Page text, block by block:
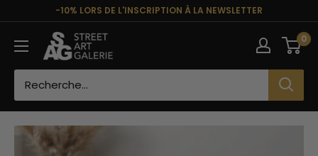
contenu
-10% LORS DE L'INSCRIPTION À LA NEWSLETTER
Street
Art
0